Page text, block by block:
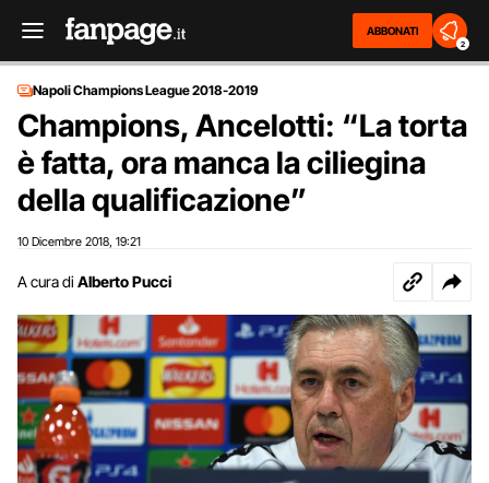
ABBONATI
2
Napoli Champions League 2018-2019
Champions, Ancelotti: “La torta
è fatta, ora manca la ciliegina
della qualificazione”
10 Dicembre 2018 19:21
A cura di Alberto Pucci